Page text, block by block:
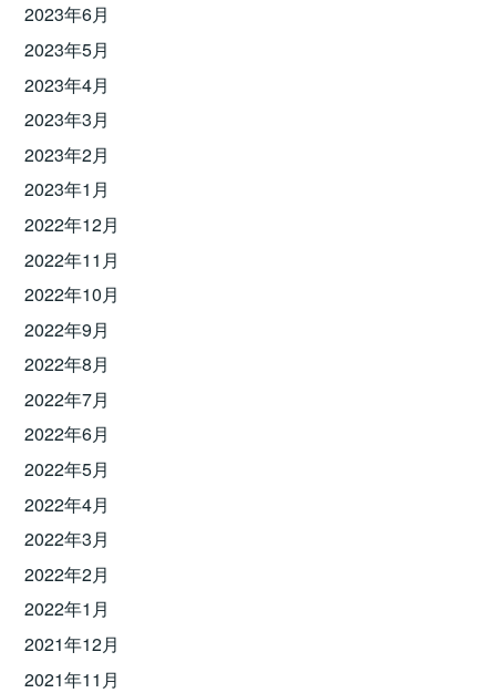
2023年6月
2023年5月
2023年4月
2023年3月
2023年2月
2023年1月
2022年12月
2022年11月
2022年10月
2022年9月
2022年8月
2022年7月
2022年6月
2022年5月
2022年4月
2022年3月
2022年2月
2022年1月
2021年12月
2021年11月